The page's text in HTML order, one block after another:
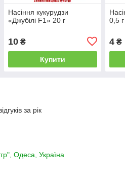
Насіння кукурудзи
«Джубілі F1» 20 г
10₴
Купити
0,5
4 ₴
за рік
Одеса, Україна